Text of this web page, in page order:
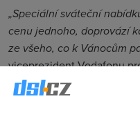
„Speciální sváteční
cenu jednoho, doprovází
ze všeho, co k Vánocům
viceprezident Vodafonu
V rámci nabídky lze pořídit